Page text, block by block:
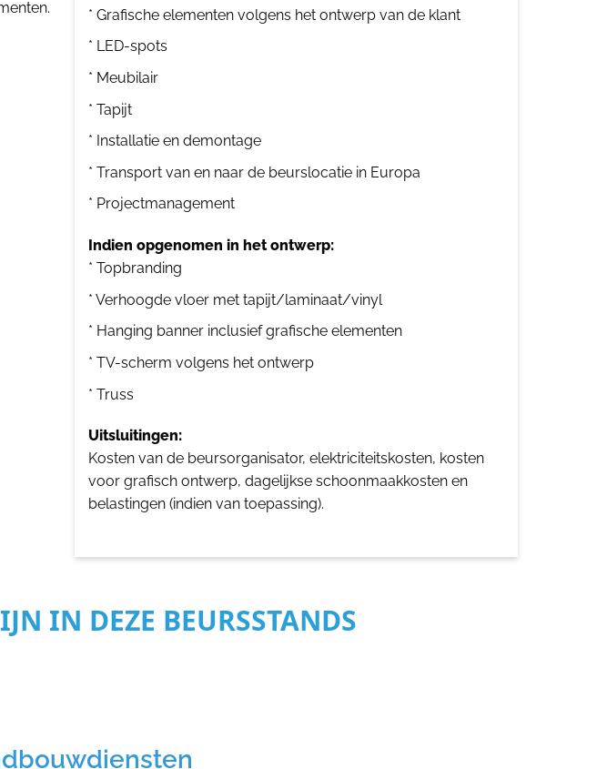
* Grafische elementen volgens het ontwerp van de klant
* LED-spots
* Meubilair
* Tapijt
* Installatie en demontage
* Transport van en naar de beurslocatie in Europa
* Projectmanagement
Indien opgenomen in het ontwerp:
* Topbranding
* Verhoogde vloer met tapijt/laminaat/vinyl
* Hanging banner inclusief grafische elementen
* TV-scherm volgens het ontwerp
* Truss
Uitsluitingen:
Kosten van de beursorganisator, elektriciteitskosten, kosten
voor grafisch ontwerp, dagelijkse schoonmaakkosten en
belastingen (indien van toepassing).
IN DEZE BEURSSTANDS